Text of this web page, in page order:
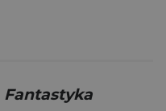
Fantastyka